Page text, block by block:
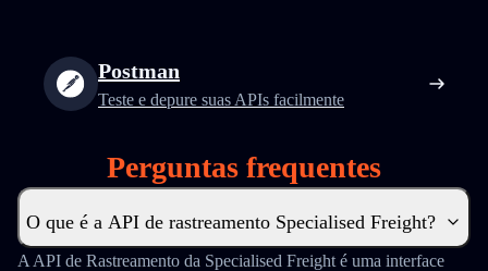
Postman
Teste e depure suas APIs facilmente
Perguntas frequentes
O que é a API de rastreamento Specialised Freight?
A API de Rastreamento da Specialised Freight é uma interface